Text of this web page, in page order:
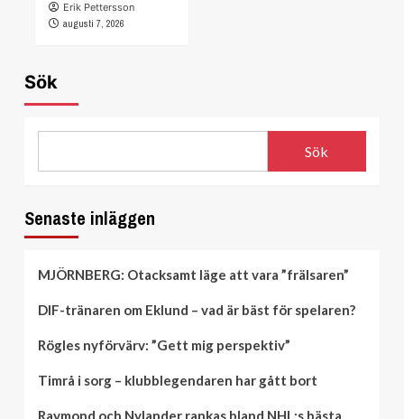
Erik Pettersson
augusti 7, 2026
Sök
Sök
Senaste inläggen
MJÖRNBERG: Otacksamt läge att vara ”frälsaren”
DIF-tränaren om Eklund – vad är bäst för spelaren?
Rögles nyförvärv: ”Gett mig perspektiv”
Timrå i sorg – klubblegendaren har gått bort